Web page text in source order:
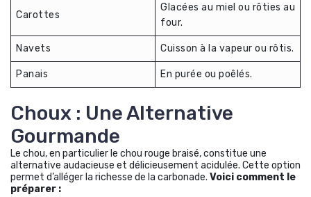
Carottes
Glacées au miel ou rôties au
four.
Navets Cuisson à la vapeur ou rôtis.
Panais En purée ou poêlés.
Choux : Une Alternative
Gourmande
Le chou, en particulier le chou rouge braisé, constitue une
alternative audacieuse et délicieusement acidulée. Cette option
permet d’alléger la richesse de la carbonade. Voici comment le
préparer :